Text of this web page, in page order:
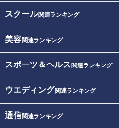
スクール関連ランキング
美容関連ランキング
スポーツ＆ヘルス 関連ランキング
ウエディング関連ランキング
通信関連ランキング